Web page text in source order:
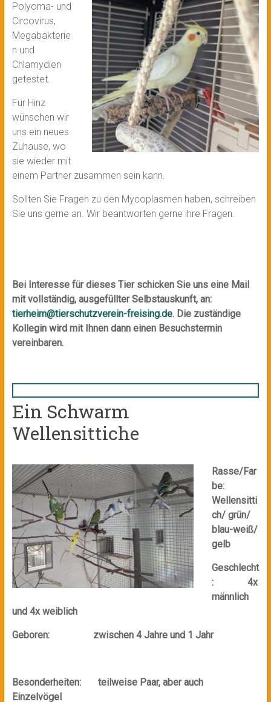
Polyoma- und
Circovirus,
Megabakterie
n und
Chlamydien
getestet.
Für Hinz
wünschen wir
uns ein neues
Zuhause, wo
sie wieder mit
einem Partner zusammen sein kann.
Sollten Sie Fragen zu den Mycoplasmen haben, schreiben
Sie uns gerne an. Wir beantworten gerne ihre Fragen.
Bei Interesse für dieses Tier schicken Sie uns eine Mail
mit vollständig, ausgefüllter Selbstauskunft, an:
tierheim@tierschutzverein-freising.de. Die zuständige
Kollegin wird mit Ihnen dann einen Besuchstermin
vereinbaren.
Ein Schwarm
Wellensittiche
Rasse/Far
be:
Wellensitti
ch/ grün/
blau-weiß/
gelb
Geschlecht
: 4x
männlich
und 4x weiblich
Geboren: zwischen 4 Jahre und 1 Jahr
Besonderheiten: teilweise Paar, aber auch
Einzelvögel